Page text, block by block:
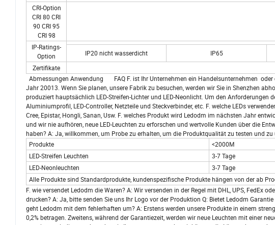
CRI-Option
CRI 80 CRI
90 CRI 95
CRI 98
IP-Ratings-
Option
IP20 nicht wasserdicht IP65
Zertifikate
Abmessungen Anwendung FAQ F. ist Ihr Unternehmen ein Handelsunternehmen oder
Jahr 20013. Wenn Sie planen, unsere Fabrik zu besuchen, werden wir Sie in Shenzhen
produziert hauptsächlich LED-Streifen-Lichter und LED-Neonlicht. Um den Anforderungen
Aluminiumprofil, LED-Controller, Netzteile und Steckverbinder, etc. F. welche LEDs
Cree, Epistar, Hongli, Sanan, Usw. F. welches Produkt wird Ledodm im nächsten Jahr
und wir nie aufhören, neue LED-Leuchten zu erforschen und wertvolle Kunden über die
haben? A: Ja, willkommen, um Probe zu erhalten, um die Produktqualität zu testen und
Produkte
<2000M
LED-Streifen Leuchten
3-7 Tage
LED-Neonleuchten
3-7 Tage
Alle Produkte sind Standardprodukte, kundenspezifische Produkte hängen von der ab
F. wie versendet Ledodm die Waren? A: Wir versenden in der Regel mit DHL, UPS, FedEx
drucken? A: Ja, bitte senden Sie uns Ihr Logo vor der Produktion Q: Bietet Ledodm
geht Ledodm mit dem fehlerhaften um? A: Erstens werden unsere Produkte in einem
0,2% betragen. Zweitens, während der Garantiezeit, werden wir neue Leuchten mit einer